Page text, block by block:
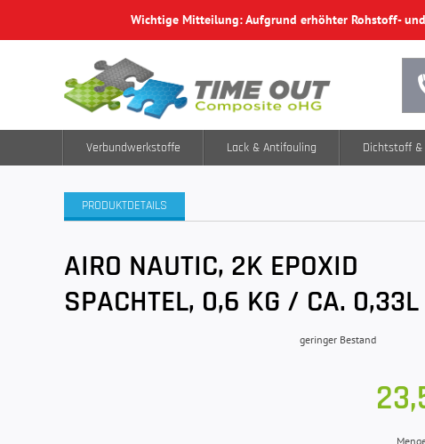
Wichtige Mitteilung: Aufgrund erhöhter Rohstoff-
Verbundwerkstoffe Lack & Antifouling Dichtstoff
PRODUKTDETAILS
AIRO NAUTIC, 2K EPOXID
SPACHTEL, 0,6 KG / CA. 0,33L
geringer Bestand